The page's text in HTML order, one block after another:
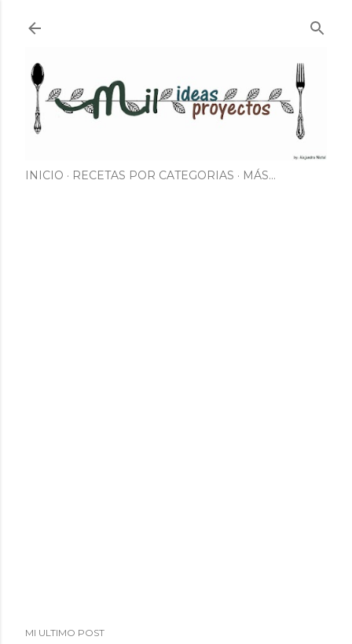
INICIO RECETAS POR CATEGORIAS MÁS…
MI ULTIMO POST